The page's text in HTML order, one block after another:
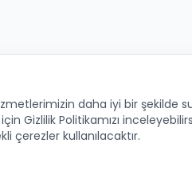
daha iyi bir şekilde
Gizlilik Politikamızı
çerezler kullanılacaktır.